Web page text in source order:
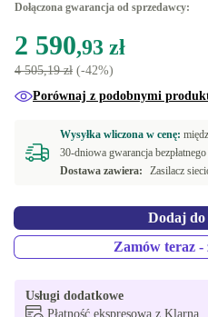
SE (Szwedzki)
Dołączona gwarancja od sprzedawcy:
2 590,93 zł
4 505,19 zł (-42%)
Porównaj z podobnymi
Wysyłka wliczona w cenę:
30-dniowa gwarancja
Dostawa zawiera:
Zasilacz
Dodaj do
Zamów teraz -
Usługi dodatkowe
Płatność ekspresowa z Klarna